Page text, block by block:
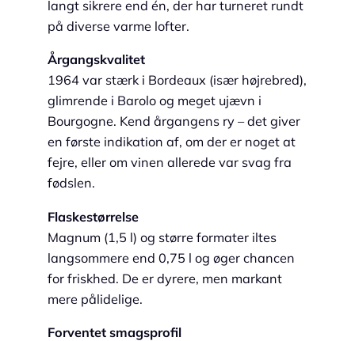
langt sikrere end én, der har turneret rundt
på diverse varme lofter.
Årgangskvalitet
1964 var stærk i Bordeaux (især højrebred),
glimrende i Barolo og meget ujævn i
Bourgogne. Kend årgangens ry – det giver
en første indikation af, om der er noget at
fejre, eller om vinen allerede var svag fra
fødslen.
Flaskestørrelse
Magnum (1,5 l) og større formater iltes
langsommere end 0,75 l og øger chancen
for friskhed. De er dyrere, men markant
mere pålidelige.
Forventet smagsprofil